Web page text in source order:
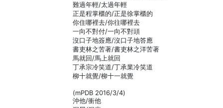
難過年輕/太過年輕
正是程掌櫃的/正是徐掌櫃的
你住哪裡去/你往哪裡去
一向不對付/一向不對頭
沒口子地簽應/沒口子地答應
書吏林之苦著/書吏林之洋苦著
馬就回/馬上就回
丁承宗冷笑道/丁承業冷笑道
柳十就覺/柳十一就覺
(mPDB 2016/3/4)
沖他/衝他